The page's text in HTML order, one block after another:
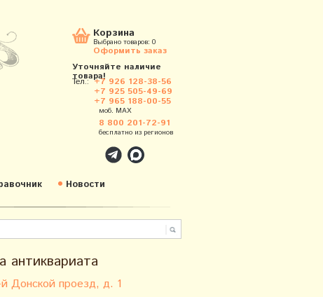
Корзина
Выбрано товаров: 0
Оформить заказ
Уточняйте наличие
товара!
Тел.: +7 926 128-38-56
+7 925 505-49-69
+7 965 188-00-55
моб. MAX
8 800 201-72-91
бесплатно из регионов
Новости
антиквариата
Донской проезд, д. 1